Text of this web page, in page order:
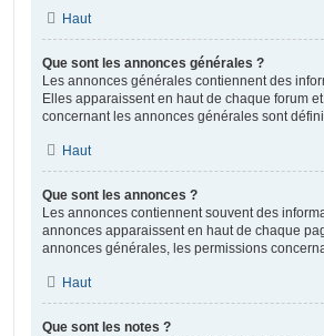
Haut
Que sont les annonces générales ?
Les annonces générales contiennent des
Elles apparaissent en haut de chaque forum
concernant les annonces générales sont
Haut
Que sont les annonces ?
Les annonces contiennent souvent des
annonces apparaissent en haut de chaque
annonces générales, les permissions
Haut
Que sont les notes ?